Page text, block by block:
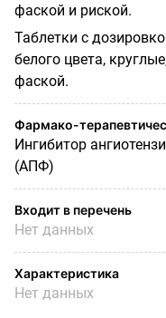
фаской и риской.
Таблетки с
белого цвета,
фаской.
Фармако-
Ингибитор
(АПФ)
Входит в перечень
Нет данных
Характеристика
Нет данных